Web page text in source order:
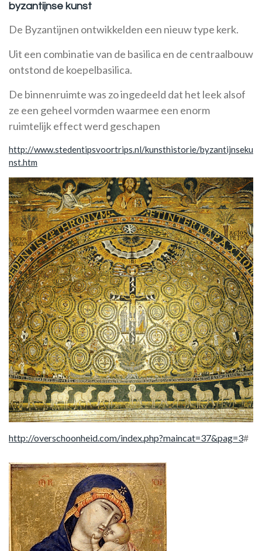
byzantijnse kunst
De Byzantijnen ontwikkelden een nieuw type kerk.
Uit een combinatie van de basilica en de centraalbouw
ontstond de koepelbasilica.
De binnenruimte was zo ingedeeld dat het leek alsof
ze een geheel vormden waarmee een enorm
ruimtelijk effect werd geschapen
http://www.stedentipsvoortrips.nl/kunsthistorie/byzantijnseku
nst.htm
http://overschoonheid.com/index.php?maincat=37&pag=3#